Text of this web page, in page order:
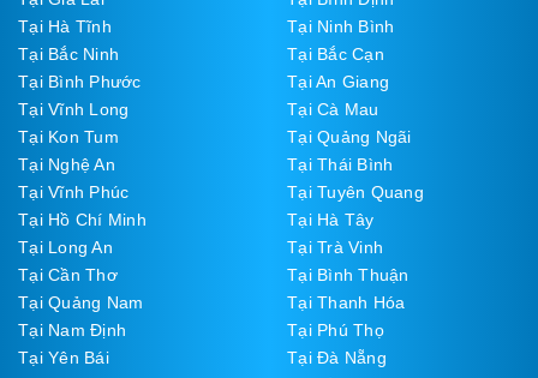
Tại Hà Tĩnh
Tại Ninh Bình
Tại Bắc Ninh
Tại Bắc Cạn
Tại Bình Phước
Tại An Giang
Tại Vĩnh Long
Tại Cà Mau
Tại Kon Tum
Tại Quảng Ngãi
Tại Nghệ An
Tại Thái Bình
Tại Vĩnh Phúc
Tại Tuyên Quang
Tại Hồ Chí Minh
Tại Hà Tây
Tại Long An
Tại Trà Vinh
Tại Cần Thơ
Tại Bình Thuận
Tại Quảng Nam
Tại Thanh Hóa
Tại Nam Định
Tại Phú Thọ
Tại Yên Bái
Tại Đà Nẵng